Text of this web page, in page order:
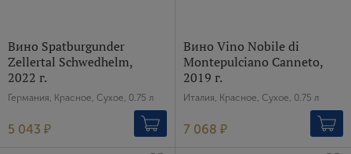
Вино Spatburgunder
Zellertal Schwedhelm,
2022 г.
Германия, Красное, Сухое, 0.75 л
5 043 ₽
Вино Vino Nobile di
Montepulciano Canneto,
2019 г.
Италия, Красное, Сухое, 0.75 л
7 068 ₽